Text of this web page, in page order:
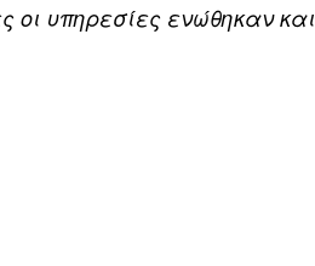
οι υπηρεσίες ενώθηκαν και